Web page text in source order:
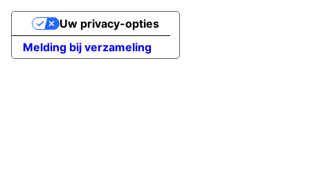
Melding bij verzameling
Uw privacy-opties